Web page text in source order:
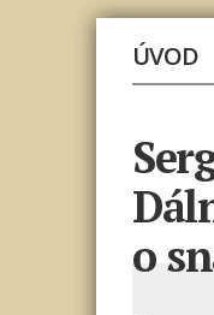
ÚVOD
o